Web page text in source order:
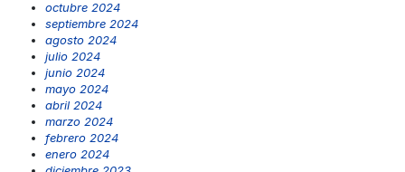
octubre 2024
septiembre 2024
agosto 2024
julio 2024
junio 2024
mayo 2024
abril 2024
marzo 2024
febrero 2024
enero 2024